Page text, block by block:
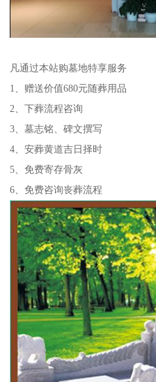
凡通过本站购墓地特享服务
1、赠送价值680元随葬用品
2、下葬流程咨询
3、墓志铭、碑文撰写
4、安葬黄道吉日择时
5、免费寄存骨灰
6、免费咨询丧葬流程